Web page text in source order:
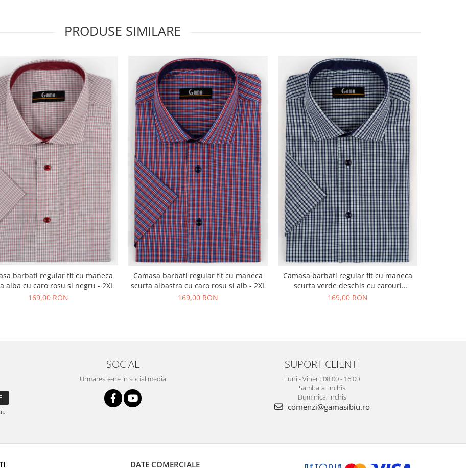
PRODUSE SIMILARE
barbati regular fit cu maneca
alba cu caro rosu si negru - 2XL
169,00 RON
Camasa barbati regular fit cu maneca
scurta albastra cu caro rosu si alb - 2XL
169,00 RON
Camasa barbati regular fit cu maneca
scurta verde deschis cu carouri
bleumarin si albe 2XL
169,00 RON
SOCIAL
Urmareste-ne in social media
SUPORT CLIENTI
Luni - Vineri: 08:00 - 16:00
Sambata: Inchis
Duminica: Inchis
comenzi@gamasibiu.ro
DATE COMERCIALE